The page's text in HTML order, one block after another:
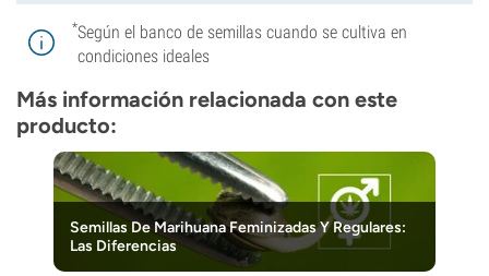
*Según el banco de semillas cuando se cultiva en
condiciones ideales
Más información relacionada con este
producto:
Semillas De Marihuana Feminizadas Y Regulares:
Las Diferencias